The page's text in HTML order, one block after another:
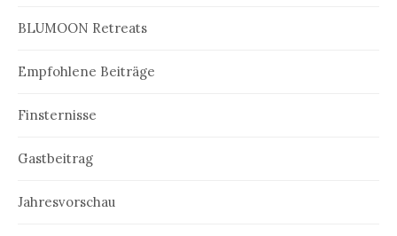
BLUMOON Retreats
Empfohlene Beiträge
Finsternisse
Gastbeitrag
Jahresvorschau